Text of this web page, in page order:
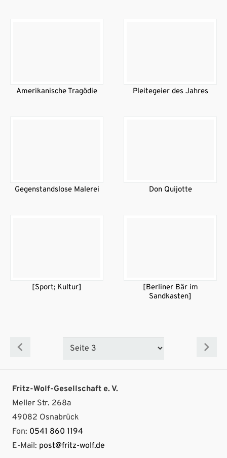
Amerikanische Tragödie Pleitegeier des Jahres
Gegenstandslose Malerei Don Quijotte
[Sport; Kultur]
[Berliner Bär im
Sandkasten]
Fritz-Wolf-Gesellschaft e. V.
Meller Str. 268a
49082 Osnabrück
Fon: 0541 860 1194
E-Mail: post@fritz-wolf.de